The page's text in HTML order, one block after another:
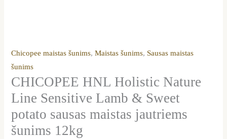
Chicopee maistas šunims,Maistas šunims, Sausas maistas
šunims
CHICOPEE HNL Holistic Nature
Line Sensitive Lamb & Sweet
potato sausas maistas jautriems
šunims 12kg